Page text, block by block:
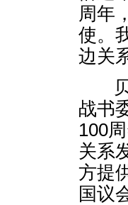
周年
使。
边关
贝
战书
100
关系
方提
国议